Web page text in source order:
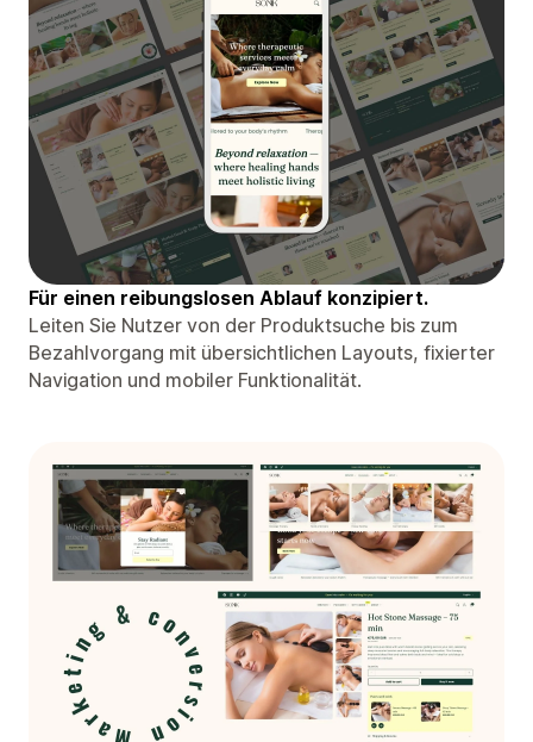
Für einen reibungslosen Ablauf konzipiert.
Leiten Sie Nutzer von der Produktsuche bis zum
Bezahlvorgang mit übersichtlichen Layouts, fixierter
Navigation und mobiler Funktionalität.